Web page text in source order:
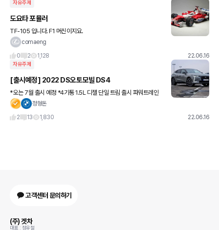
자유주제
도요타 포뮬러
TF-105 입니다. F1 머신이지요.
comaeng
0
2 1,128 22.06.16
자유주제
[출시예정] 2022 DS오토모빌 DS4
*오는 7월 출시 예정 *4기통 1.5L 디젤 단일 트림 출시 파워트레인
이 아쉽긴 한데 차는 기깔나게 예쁘네요
정형돈
2
13 1,830 22.06.16
고객센터 문의하기
(주) 겟차
대표 : 정유철